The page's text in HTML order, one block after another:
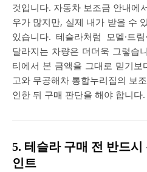
것입니다. 자동차 보조금 안내에
우가 많지만, 실제 내가 받을 수
있습니다. 테슬라처럼 모델·트
달라지는 차량은 더더욱 그렇습
티에서 본 금액을 그대로 믿기
고와 무공해차 통합누리집의 보
인한 뒤 구매 판단을 해야 합니다.
5. 테슬라 구매 전 반드
인트